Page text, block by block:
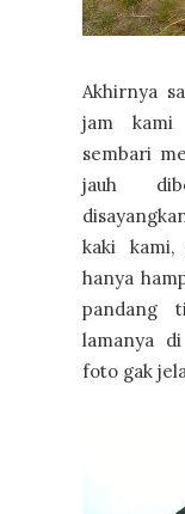
Akhirnya
jam kami
sembari
jauh
kaki
hanya
pandang
lamanya
foto gak